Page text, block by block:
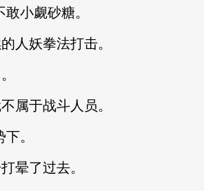
小觑砂糖。
人妖拳法打击。
属于战斗人员。
。
晕了过去。